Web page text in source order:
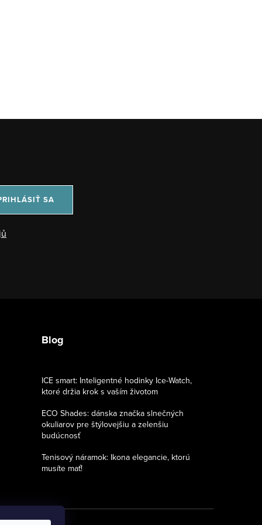
SA
Blog
ICE smart: Inteligentné hodinky Ice-Watch,
ktoré držia krok s vaším životom
ECO Shades: dánska značka slnečných
okuliarov pre štýlovejšiu a zelenšiu
budúcnosť
Tenisový náramok: Ikona elegancie, ktorú
musíte mať!